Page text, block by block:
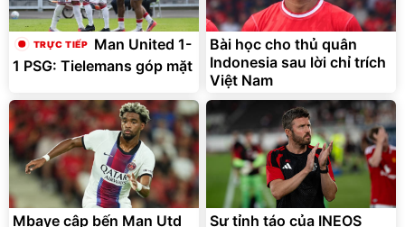
Man United 1-
1 PSG: Tielemans góp mặt
Bài học cho thủ quân
Indonesia sau lời chỉ trích
Việt Nam
Mbaye cập bến Man Utd
Sự tỉnh táo của INEOS